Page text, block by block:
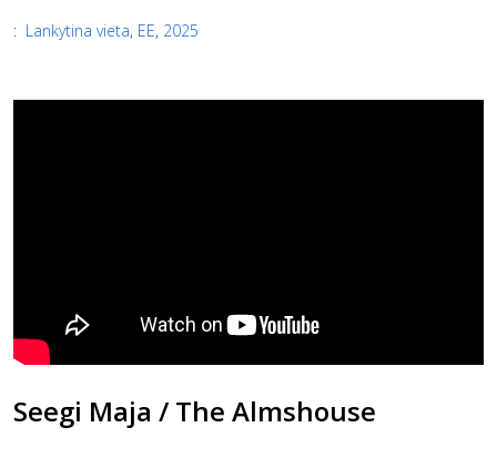
: Lankytina vieta, EE, 2025
Seegi Maja / The Almshouse